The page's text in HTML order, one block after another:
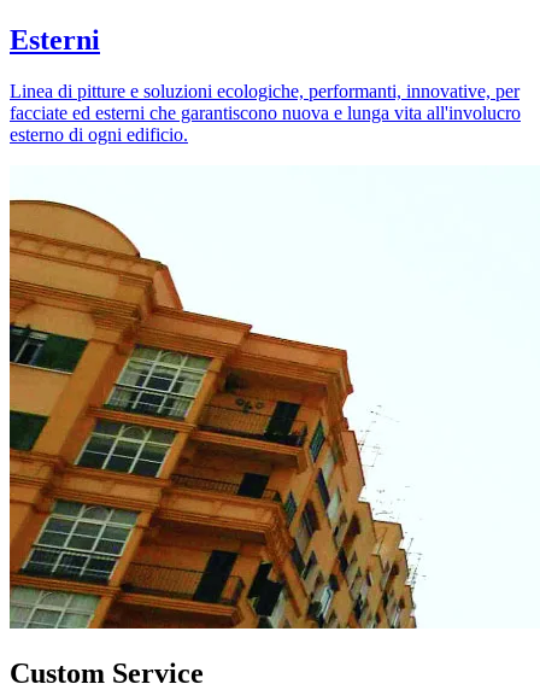
Esterni
Linea di pitture e soluzioni ecologiche, performanti, innovative, per
facciate ed esterni che garantiscono nuova e lunga vita all'involucro
esterno di ogni edificio.
Custom Service